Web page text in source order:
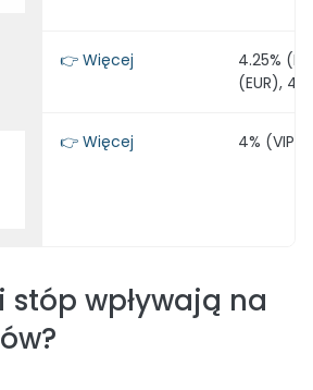
👉 Więcej
4.25%
(EUR),
👉 Więcej 4% (VIP -
stóp wpływają na